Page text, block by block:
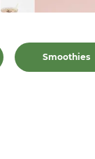
Smoothies